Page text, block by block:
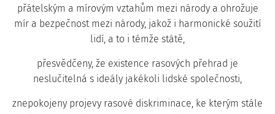
přátelským a mírovým vztahům mezi národy a ohrožuje
mír a bezpečnost mezi národy, jakož i harmonické soužití
lidí, a to i témže státě,
přesvědčeny, že existence rasových přehrad je
neslučitelná s ideály jakékoli lidské společnosti,
znepokojeny projevy rasové diskriminace, ke kterým stále